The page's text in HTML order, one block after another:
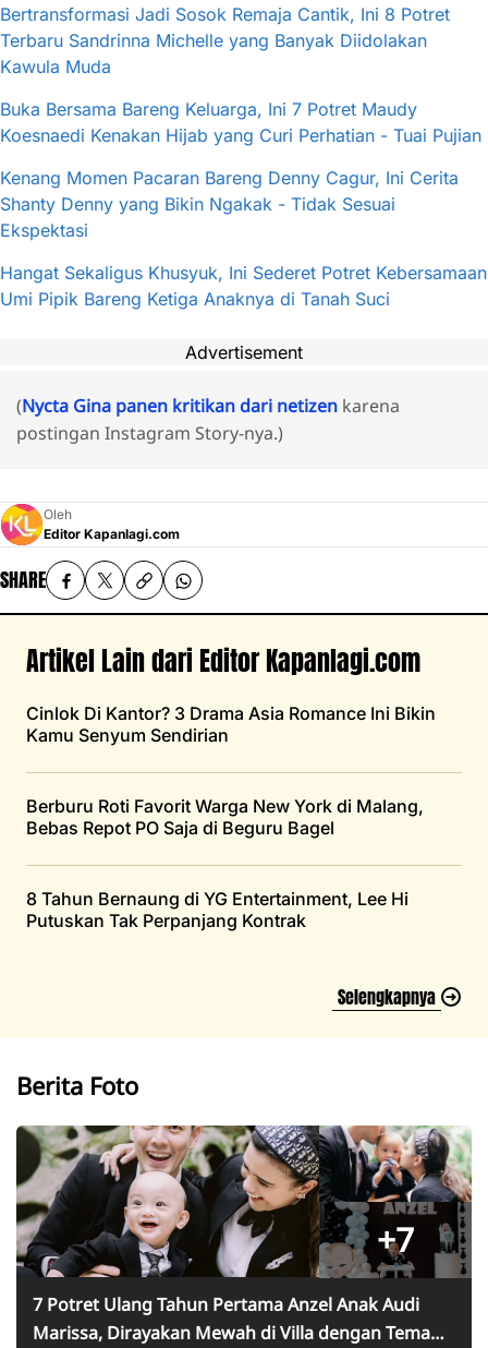
Bertransformasi Jadi Sosok Remaja Cantik, Ini 8 Potret
Terbaru Sandrinna Michelle yang Banyak Diidolakan
Kawula Muda
Buka Bersama Bareng Keluarga, Ini 7 Potret Maudy
Koesnaedi Kenakan Hijab yang Curi Perhatian - Tuai Pujian
Kenang Momen Pacaran Bareng Denny Cagur, Ini Cerita
Shanty Denny yang Bikin Ngakak - Tidak Sesuai
Ekspektasi
Hangat Sekaligus Khusyuk, Ini Sederet Potret Kebersamaan
Umi Pipik Bareng Ketiga Anaknya di Tanah Suci
Advertisement
(Nycta Gina panen kritikan dari netizen karena
postingan Instagram Story-nya.)
Oleh
Editor Kapanlagi.com
SHARE
Artikel Lain dari Editor Kapanlagi.com
Cinlok Di Kantor? 3 Drama Asia Romance Ini Bikin
Kamu Senyum Sendirian
Berburu Roti Favorit Warga New York di Malang,
Bebas Repot PO Saja di Beguru Bagel
8 Tahun Bernaung di YG Entertainment, Lee Hi
Putuskan Tak Perpanjang Kontrak
Selengkapnya
Berita Foto
+7
7 Potret Ulang Tahun Pertama Anzel Anak Audi
Marissa, Dirayakan Mewah di Villa dengan Tema